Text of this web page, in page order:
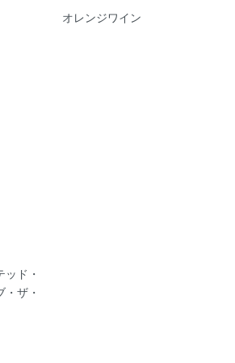
オレンジワイン
ド・
ザ・